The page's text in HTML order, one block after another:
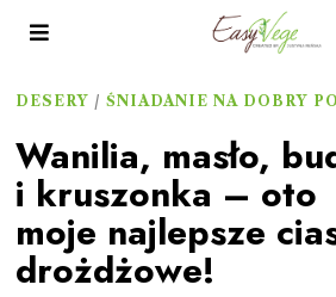
DESERY / ŚNIADANIE NA DOBRY
Wanilia, masło,
i kruszonka – oto
moje najlepsze
drożdżowe!